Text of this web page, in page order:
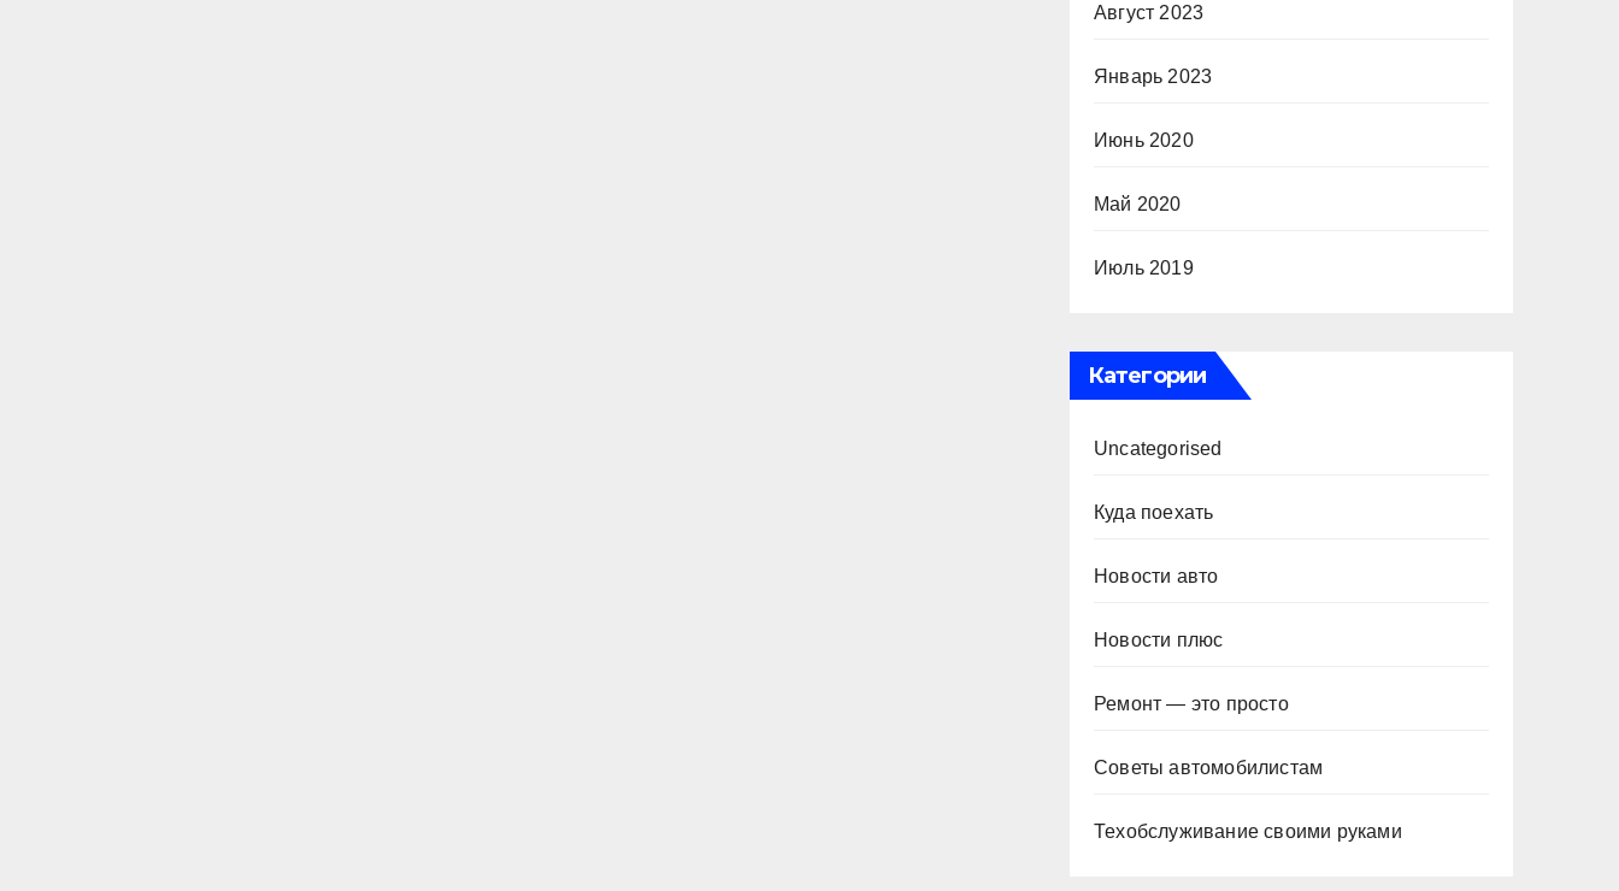
Август 2023
Январь 2023
Июнь 2020
Май 2020
Июль 2019
Категории
Uncategorised
Куда поехать
Новости авто
Новости плюс
Ремонт — это просто
Советы автомобилистам
Техобслуживание своими руками